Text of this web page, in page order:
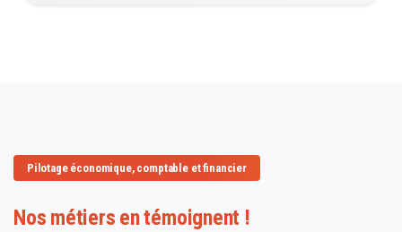
Pilotage économique, comptable et financier
Nos métiers en témoignent !